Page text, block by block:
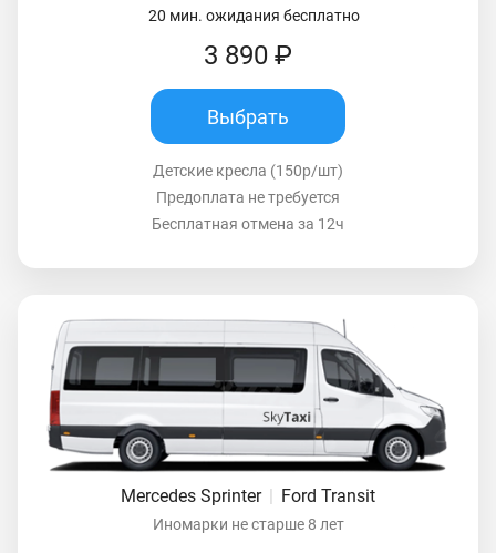
20 мин. ожидания бесплатно
3 890 ₽
Выбрать
Детские кресла (150р/шт)
Предоплата не требуется
Бесплатная отмена за 12ч
Mercedes Sprinter | Ford Transit
Иномарки не старше 8 лет